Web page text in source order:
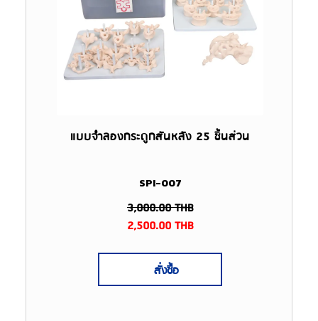
แบบจำลองกระดูกสันหลัง 25 ชิ้นส่วน
SPI-007
3,000.00THB
2,500.00THB
สั่งซื้อ